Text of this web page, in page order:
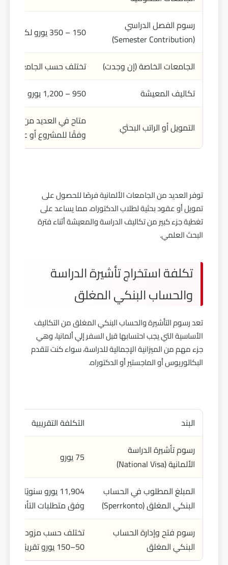
رسوم الفصل الدراسي
(Semester Contribution)
150 – 350 يورو لكل فصل دراسي
الجامعات الخاصة (إن وجدت)
تختلف حسب الجامعة
تكاليف المعيشة
950 – 1,200 يورو شهريًا
التمويل أو الراتب البحثي
متاح في العديد من برامج
وفقًا للمشروع أو عقد
توفر العديد من الجامعات الألمانية فرصًا للحصول على
تمويل أو عقود بحثية لطلاب الدكتوراه، مما يساعد على
تغطية جزء كبير من تكاليف الدراسة والمعيشة أثناء فترة
البحث العلمي.
تكلفة استخراج تأشيرة الدراسة
والحساب البنكي المغلق
تعد رسوم التأشيرة والحساب البنكي المغلق من التكاليف
الأساسية التي يجب احتسابها قبل السفر إلي ألمانيا، وهي
جزء مهم من الميزانية الإجمالية للدراسة، سواء كنت تتقدم
البكالوريوس أو الماجستير أو الدكتوراه.
البند
التكلفة التقريبية
رسوم تأشيرة الدراسة
الألمانية (National Visa)
75 يورو
المبلغ المطلوب في الحساب
البنكي المغلق (Sperrkonto)
وفق متطلبات التأشيرة
رسوم فتح وإدارة الحساب
البنكي المغلق
تختلف حسب مزود
50–150 يورو تقريبًا)